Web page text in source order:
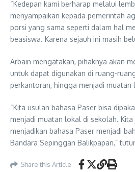
“Kedepan kami berharap melalui
menyampaikan kepada pemerintah
porsi yang sama seperti dalam hal
beasiswa. Karena sejauh ini masih
Arbain mengatakan, pihaknya akan
untuk dapat digunakan di ruang-
perkantoran, hingga menjadi muatan
“Kita usulan bahasa Paser bisa
menjadi muatan lokal di sekolah.
menjadikan bahasa Paser menjadi
Bandara Sepinggan Balikpapan,”
Share this Article